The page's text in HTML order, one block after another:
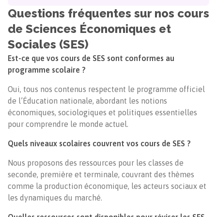
Questions fréquentes sur nos cours
de Sciences Économiques et
Sociales (SES)
Est-ce que vos cours de SES sont conformes au
programme scolaire ?
Oui, tous nos contenus respectent le programme officiel
de l’Éducation nationale, abordant les notions
économiques, sociologiques et politiques essentielles
pour comprendre le monde actuel.
Quels niveaux scolaires couvrent vos cours de SES ?
Nous proposons des ressources pour les classes de
seconde, première et terminale, couvrant des thèmes
comme la production économique, les acteurs sociaux et
les dynamiques du marché.